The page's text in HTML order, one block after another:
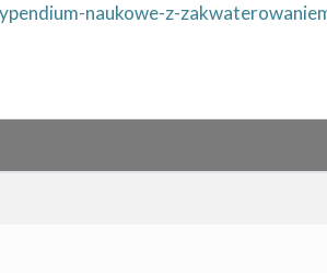
naukowe-z-